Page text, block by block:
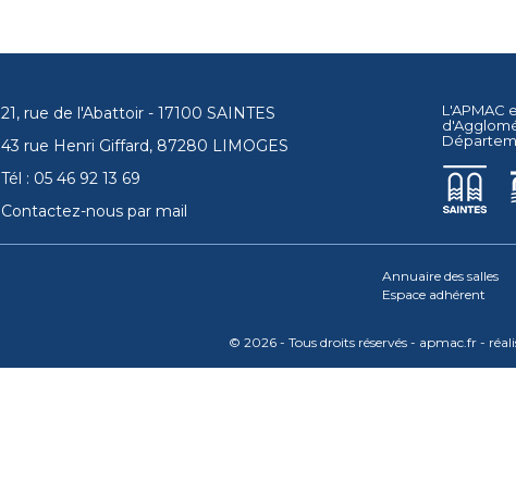
21, rue de l'Abattoir - 17100 SAINTES
43 rue Henri Giffard, 87280 LIMOGES
Tél : 05 46 92 13 69
Contactez-nous par mail
L'APMAC
Annuaire des salles
Espace adhérent
© 2026 - Tous droits réservés - apmac.fr -